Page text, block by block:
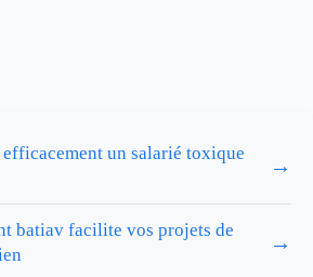
un salarié toxique
→
batiav facilite vos projets de
→